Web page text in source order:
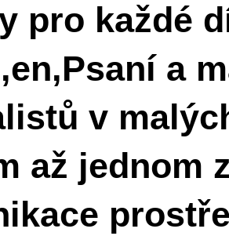
pro každé
a
v
až jednom